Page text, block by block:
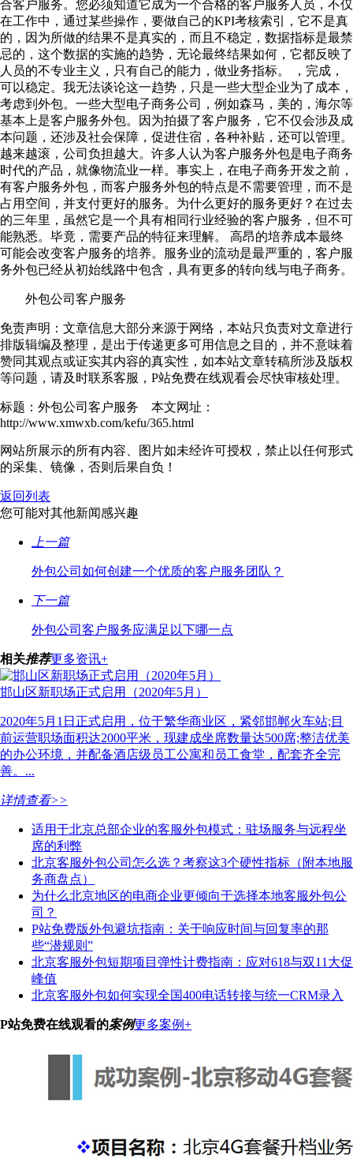
合客户服务。您必须知道它成为一个合格的客户服务人员，不仅
在工作中，通过某些操作，要做自己的KPI考核索引，它不是真
的，因为所做的结果不是真实的，而且不稳定，数据指标是最禁
忌的，这个数据的实施的趋势，无论最终结果如何，它都反映了
人员的不专业主义，只有自己的能力，做业务指标。 ，完成，
可以稳定。我无法谈论这一趋势，只是一些大型企业为了成本，
考虑到外包。一些大型电子商务公司，例如森马，美的，海尔等
基本上是客户服务外包。因为拍摄了客户服务，它不仅会涉及成
本问题，还涉及社会保障，促进住宿，各种补贴，还可以管理。
越来越滚，公司负担越大。许多人认为客户服务外包是电子商务
时代的产品，就像物流业一样。事实上，在电子商务开发之前，
有客户服务外包，而客户服务外包的特点是不需要管理，而不是
占用空间，并支付更好的服务。为什么更好的服务更好？在过去
的三年里，虽然它是一个具有相同行业经验的客户服务，但不可
能熟悉。毕竟，需要产品的特征来理解。 高昂的培养成本最终
可能会改变客户服务的培养。服务业的流动是最严重的，客户服
务外包已经从初始线路中包含，具有更多的转向线与电子商务。
外包公司客户服务
免责声明：文章信息大部分来源于网络，本站只负责对文章进行
排版辑编及整理，是出于传递更多可用信息之目的，并不意味着
赞同其观点或证实其内容的真实性，如本站文章转稿所涉及版权
等问题，请及时联系客服，P站免费在线观看会尽快审核处理。
标题：外包公司客户服务 本文网址：
http://www.xmwxb.com/kefu/365.html
网站所展示的所有内容、图片如未经许可授权，禁止以任何形式
的采集、镜像，否则后果自负！
返回列表
您可能对其他新闻感兴趣
上一篇
外包公司如何创建一个优质的客户服务团队？
下一篇
外包公司客户服务应满足以下哪一点
相关推荐更多资讯+
邯山区新职场正式启用（2020年5月）
2020年5月1日正式启用，位于繁华商业区，紧邻邯郸火车站;目
前运营职场面积达2000平米，现建成坐席数量达500席;整洁优美
的办公环境，并配备酒店级员工公寓和员工食堂，配套齐全完
善。...
详情查看>>
适用于北京总部企业的客服外包模式：驻场服务与远程坐
席的利弊
北京客服外包公司怎么选？考察这3个硬性指标（附本地服
务商盘点）
为什么北京地区的电商企业更倾向于选择本地客服外包公
司？
P站免费版外包避坑指南：关于响应时间与回复率的那
些“潜规则”
北京客服外包短期项目弹性计费指南：应对618与双11大促
峰值
北京客服外包如何实现全国400电话转接与统一CRM录入
P站免费在线观看的案例更多案例+